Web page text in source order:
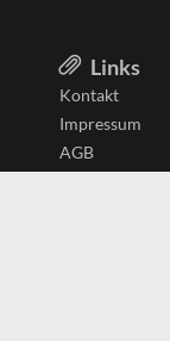
Links
Kontakt
Impressum
AGB